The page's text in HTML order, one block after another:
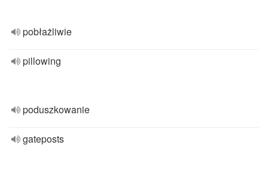
pobłażliwie
pillowing
poduszkowanie
gateposts